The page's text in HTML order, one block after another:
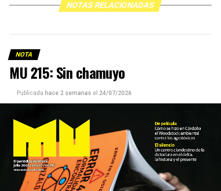
NOTAS RELACIONADAS
NOTA
MU 215: Sin chamuyo
Publicada hace 2 semanas el 24/07/2026